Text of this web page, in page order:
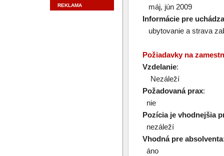
REKLAMA
máj, jún 2009
Informácie pre
ubytovanie a strava
Požiadavky na
Vzdelanie:
Nezáleží
Požadovaná prax:
nie
Pozícia je vhodnejšia
nezáleží
Vhodná pre absolventa
áno